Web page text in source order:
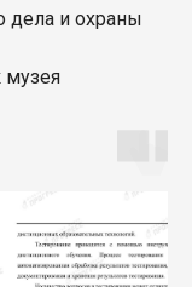
дела и охраны
музея